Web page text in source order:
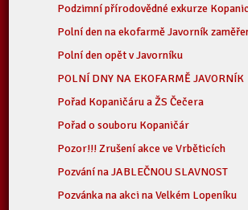
Podzimní přírodovědné exkurze
Polní den na ekofarmě Javorník
Polní den opět v Javorníku
POLNÍ DNY NA EKOFARMĚ JAVORNÍK
Pořad Kopaničáru a ŽS Čečera
Pořad o souboru Kopaničár
Pozor!!! Zrušení akce ve Vrběticích
Pozvání na JABLEČNOU SLAVNOST
Pozvánka na akci na Velkém Lopeníku